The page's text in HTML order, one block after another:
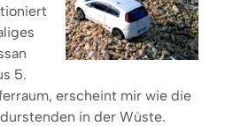
5.
erscheint mir wie die
in der Wüste.